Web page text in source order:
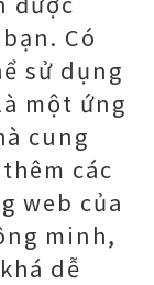
Có
sử dụng
một ứng
cung
các
web của
minh,
dễ